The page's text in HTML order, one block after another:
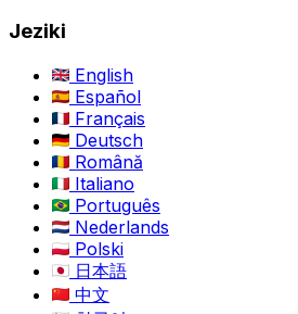
Jeziki
English
Español
Français
Deutsch
Română
Italiano
Português
Nederlands
Polski
日本語
中文